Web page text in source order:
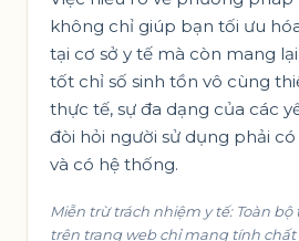
không chỉ giúp bạn tối ưu
tại cơ sở y tế mà còn mang
tốt chỉ số sinh tồn vô cùng
thực tế, sự đa dạng của các
đòi hỏi người sử dụng phải có
và có hệ thống.
Miễn trừ trách nhiệm y tế: Toàn
trên trang web chỉ mang tính